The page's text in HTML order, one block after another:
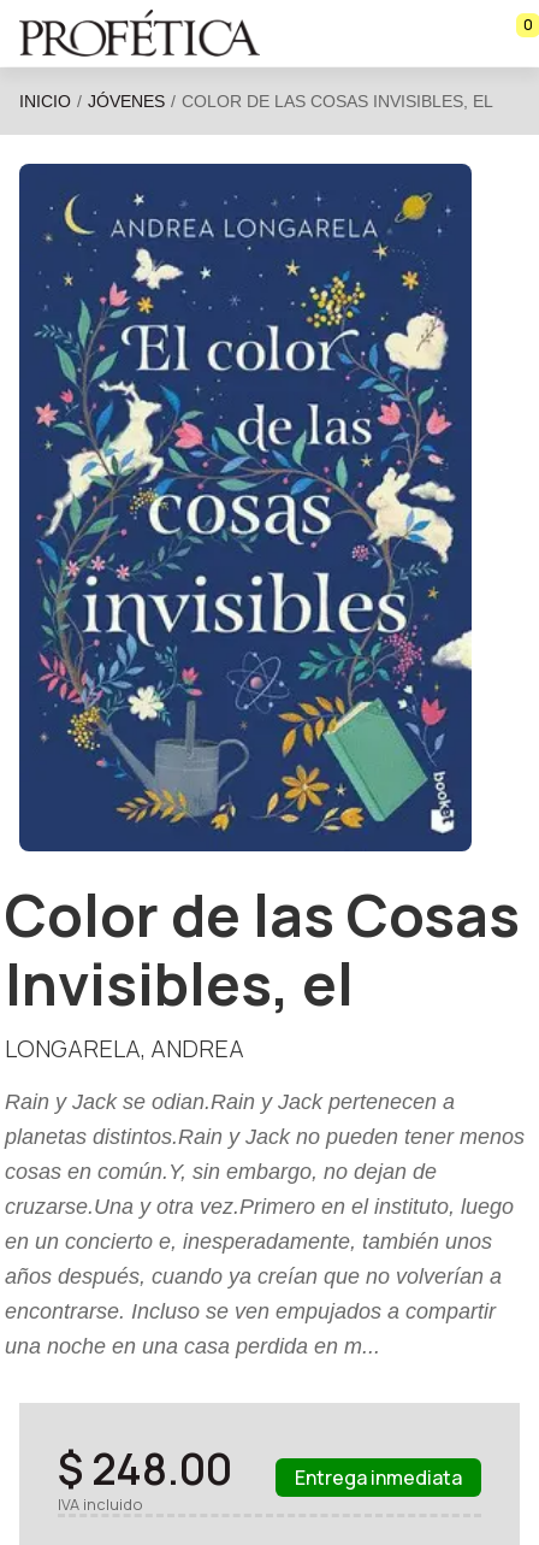
Saltar al contenido principal
0
INICIO JÓVENES COLOR DE LAS COSAS INVISIBLES, EL
Color de las Cosas
Invisibles, el
LONGARELA, ANDREA
Rain y Jack se odian.Rain y Jack pertenecen a
planetas distintos.Rain y Jack no pueden tener menos
cosas en común.Y, sin embargo, no dejan de
cruzarse.Una y otra vez.Primero en el instituto, luego
en un concierto e, inesperadamente, también unos
años después, cuando ya creían que no volverían a
encontrarse. Incluso se ven empujados a compartir
una noche en una casa perdida en m...
$ 248.00
IVA incluido
Entrega inmediata